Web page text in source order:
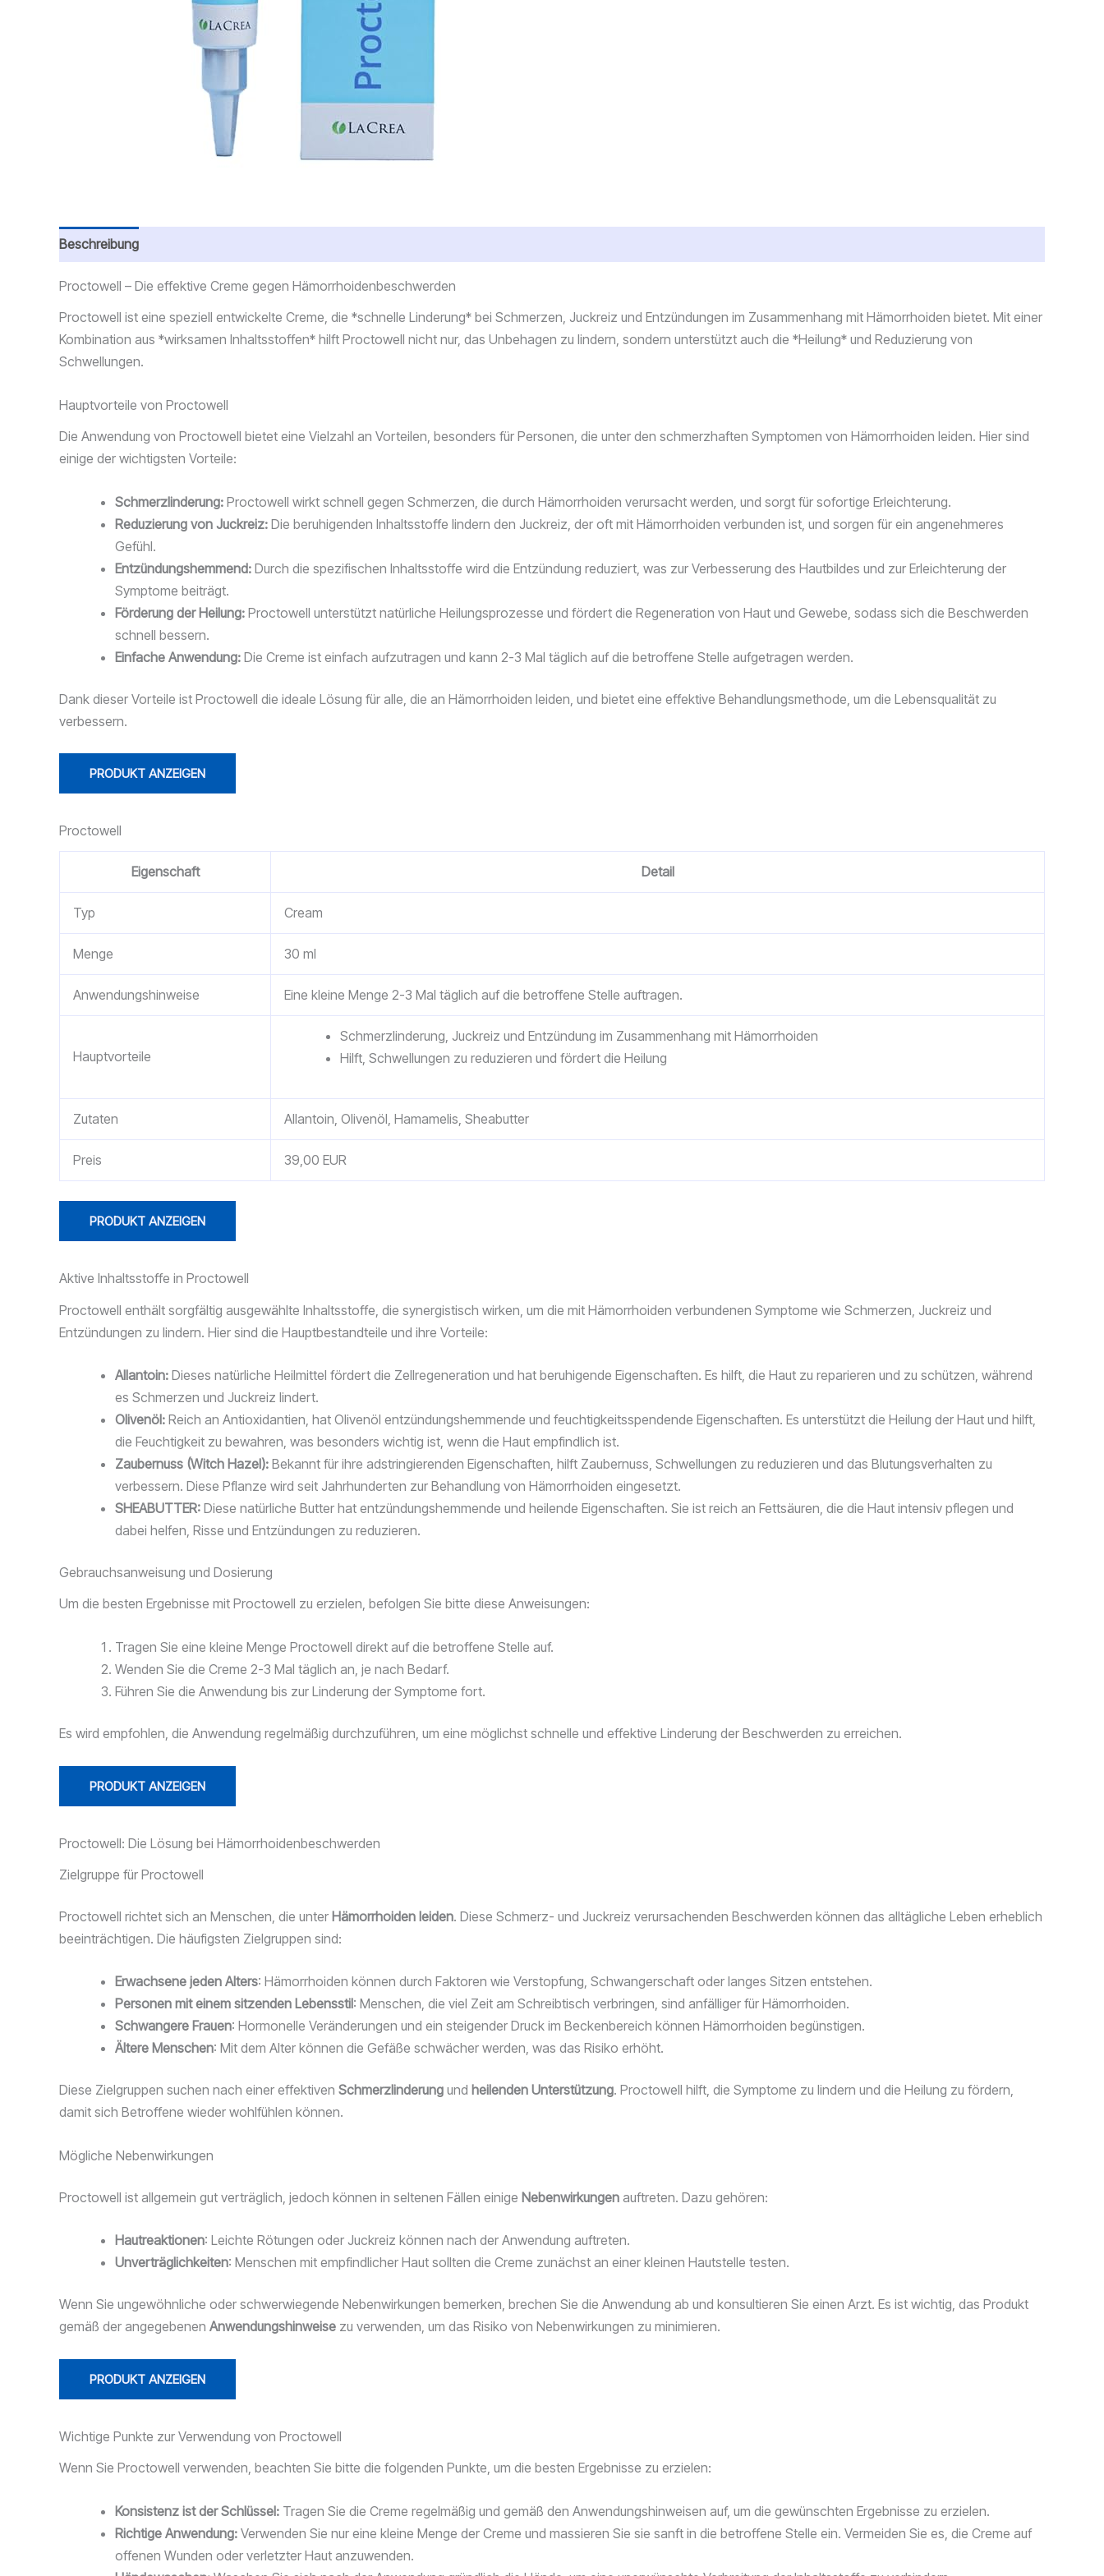
Beschreibung
Proctowell – Die effektive Creme gegen Hämorrhoidenbeschwerden
Proctowell ist eine speziell entwickelte Creme, die *schnelle Linderung* bei Schmerzen, Juckreiz und Entzündungen im Zusammenhang mit Hämorrhoiden bietet. Mit einer
Kombination aus *wirksamen Inhaltsstoffen* hilft Proctowell nicht nur, das Unbehagen zu lindern, sondern unterstützt auch die *Heilung* und Reduzierung von
Schwellungen.
Hauptvorteile von Proctowell
Die Anwendung von Proctowell bietet eine Vielzahl an Vorteilen, besonders für Personen, die unter den schmerzhaften Symptomen von Hämorrhoiden leiden. Hier sind
einige der wichtigsten Vorteile:
Schmerzlinderung: Proctowell wirkt schnell gegen Schmerzen, die durch Hämorrhoiden verursacht werden, und sorgt für sofortige Erleichterung.
Reduzierung von Juckreiz: Die beruhigenden Inhaltsstoffe lindern den Juckreiz, der oft mit Hämorrhoiden verbunden ist, und sorgen für ein angenehmeres
Gefühl.
Entzündungshemmend: Durch die spezifischen Inhaltsstoffe wird die Entzündung reduziert, was zur Verbesserung des Hautbildes und zur Erleichterung der
Symptome beiträgt.
Förderung der Heilung: Proctowell unterstützt natürliche Heilungsprozesse und fördert die Regeneration von Haut und Gewebe, sodass sich die Beschwerden
schnell bessern.
Einfache Anwendung: Die Creme ist einfach aufzutragen und kann 2-3 Mal täglich auf die betroffene Stelle aufgetragen werden.
Dank dieser Vorteile ist Proctowell die ideale Lösung für alle, die an Hämorrhoiden leiden, und bietet eine effektive Behandlungsmethode, um die Lebensqualität zu
verbessern.
PRODUKT ANZEIGEN
Proctowell
Eigenschaft Detail
Typ Cream
Menge 30 ml
Anwendungshinweise Eine kleine Menge 2-3 Mal täglich auf die betroffene Stelle auftragen.
Hauptvorteile
Schmerzlinderung, Juckreiz und Entzündung im Zusammenhang mit Hämorrhoiden
Hilft, Schwellungen zu reduzieren und fördert die Heilung
Zutaten Allantoin, Olivenöl, Hamamelis, Sheabutter
Preis 39,00 EUR
PRODUKT ANZEIGEN
Aktive Inhaltsstoffe in Proctowell
Proctowell enthält sorgfältig ausgewählte Inhaltsstoffe, die synergistisch wirken, um die mit Hämorrhoiden verbundenen Symptome wie Schmerzen, Juckreiz und
Entzündungen zu lindern. Hier sind die Hauptbestandteile und ihre Vorteile:
Allantoin: Dieses natürliche Heilmittel fördert die Zellregeneration und hat beruhigende Eigenschaften. Es hilft, die Haut zu reparieren und zu schützen, während
es Schmerzen und Juckreiz lindert.
Olivenöl: Reich an Antioxidantien, hat Olivenöl entzündungshemmende und feuchtigkeitsspendende Eigenschaften. Es unterstützt die Heilung der Haut und hilft,
die Feuchtigkeit zu bewahren, was besonders wichtig ist, wenn die Haut empfindlich ist.
Zaubernuss (Witch Hazel): Bekannt für ihre adstringierenden Eigenschaften, hilft Zaubernuss, Schwellungen zu reduzieren und das Blutungsverhalten zu
verbessern. Diese Pflanze wird seit Jahrhunderten zur Behandlung von Hämorrhoiden eingesetzt.
SHEABUTTER: Diese natürliche Butter hat entzündungshemmende und heilende Eigenschaften. Sie ist reich an Fettsäuren, die die Haut intensiv pflegen und
dabei helfen, Risse und Entzündungen zu reduzieren.
Gebrauchsanweisung und Dosierung
Um die besten Ergebnisse mit Proctowell zu erzielen, befolgen Sie bitte diese Anweisungen:
Tragen Sie eine kleine Menge Proctowell direkt auf die betroffene Stelle auf.
Wenden Sie die Creme 2-3 Mal täglich an, je nach Bedarf.
Führen Sie die Anwendung bis zur Linderung der Symptome fort.
Es wird empfohlen, die Anwendung regelmäßig durchzuführen, um eine möglichst schnelle und effektive Linderung der Beschwerden zu erreichen.
PRODUKT ANZEIGEN
Proctowell: Die Lösung bei Hämorrhoidenbeschwerden
Zielgruppe für Proctowell
Proctowell richtet sich an Menschen, die unter Hämorrhoiden leiden. Diese Schmerz- und Juckreiz verursachenden Beschwerden können das alltägliche Leben erheblich
beeinträchtigen. Die häufigsten Zielgruppen sind:
Erwachsene jeden Alters: Hämorrhoiden können durch Faktoren wie Verstopfung, Schwangerschaft oder langes Sitzen entstehen.
Personen mit einem sitzenden Lebensstil: Menschen, die viel Zeit am Schreibtisch verbringen, sind anfälliger für Hämorrhoiden.
Schwangere Frauen: Hormonelle Veränderungen und ein steigender Druck im Beckenbereich können Hämorrhoiden begünstigen.
Ältere Menschen: Mit dem Alter können die Gefäße schwächer werden, was das Risiko erhöht.
Diese Zielgruppen suchen nach einer effektiven Schmerzlinderung und heilenden Unterstützung. Proctowell hilft, die Symptome zu lindern und die Heilung zu fördern,
damit sich Betroffene wieder wohlfühlen können.
Mögliche Nebenwirkungen
Proctowell ist allgemein gut verträglich, jedoch können in seltenen Fällen einige Nebenwirkungen auftreten. Dazu gehören:
Hautreaktionen: Leichte Rötungen oder Juckreiz können nach der Anwendung auftreten.
Unverträglichkeiten: Menschen mit empfindlicher Haut sollten die Creme zunächst an einer kleinen Hautstelle testen.
Wenn Sie ungewöhnliche oder schwerwiegende Nebenwirkungen bemerken, brechen Sie die Anwendung ab und konsultieren Sie einen Arzt. Es ist wichtig, das Produkt
gemäß der angegebenen Anwendungshinweise zu verwenden, um das Risiko von Nebenwirkungen zu minimieren.
PRODUKT ANZEIGEN
Wichtige Punkte zur Verwendung von Proctowell
Wenn Sie Proctowell verwenden, beachten Sie bitte die folgenden Punkte, um die besten Ergebnisse zu erzielen:
Konsistenz ist der Schlüssel: Tragen Sie die Creme regelmäßig und gemäß den Anwendungshinweisen auf, um die gewünschten Ergebnisse zu erzielen.
Richtige Anwendung: Verwenden Sie nur eine kleine Menge der Creme und massieren Sie sie sanft in die betroffene Stelle ein. Vermeiden Sie es, die Creme auf
offenen Wunden oder verletzter Haut anzuwenden.